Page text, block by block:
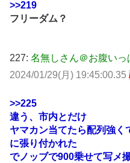
>>219
フリーダム？
227: 名無しさん＠お腹いっ
2024/01/29(月) 19:45:00.35
>>225
違う、市内とだけ
ヤマカン当てたら配列強く
に張り付かれた
でノッブで900乗せて写メ